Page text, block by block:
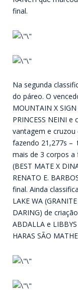
final.
Na segunda
do páreo. O
MOUNTAIN X
PRINCESS NEINI e
vantagem e
fazendo 21,277s –
mais de 3 corpos a
(BEST MATE X
RENATO E.
final. Ainda
LAKE WA
DARING) de
ABDALLA e
HARAS SÃO